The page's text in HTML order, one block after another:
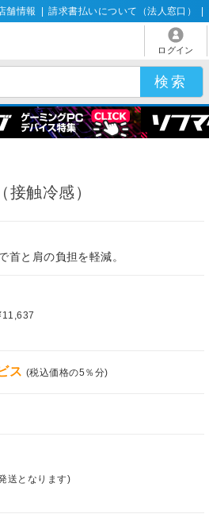
舗情報 請求書払いについて（法人窓口）
ログイン
触冷感）
首と肩の負担を軽減。
ス (税込価格の5％分)
送となります)